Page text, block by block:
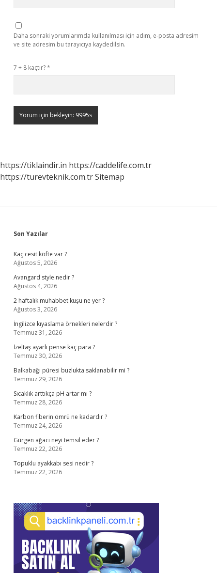
Daha sonraki yorumlarımda kullanılması için adım, e-posta adresim
ve site adresim bu tarayıcıya kaydedilsin.
7 + 8 kaçtır?*
https://tiklaindir.in https://caddelife.com.tr
https://turevteknik.com.trSitemap
Sidebar
Son Yazılar
Kaç cesit köfte var ?
Ağustos 5, 2026
Avangard style nedir ?
Ağustos 4, 2026
2 haftalık muhabbet kuşu ne yer ?
Ağustos 3, 2026
İngilizce kıyaslama örnekleri nelerdir ?
Temmuz 31, 2026
İzeltaş ayarlı pense kaç para ?
Temmuz 30, 2026
Balkabağı püresi buzlukta saklanabilir mi ?
Temmuz 29, 2026
Sıcaklık arttıkça pH artar mı ?
Temmuz 28, 2026
Karbon fiberin ömrü ne kadardır ?
Temmuz 24, 2026
Gürgen ağacı neyi temsil eder ?
Temmuz 22, 2026
Topuklu ayakkabı sesi nedir ?
Temmuz 22, 2026